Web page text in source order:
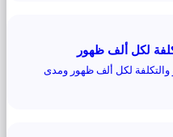
لكل ألف ظهور
والتكلفة لكل ألف ظهور ومدى